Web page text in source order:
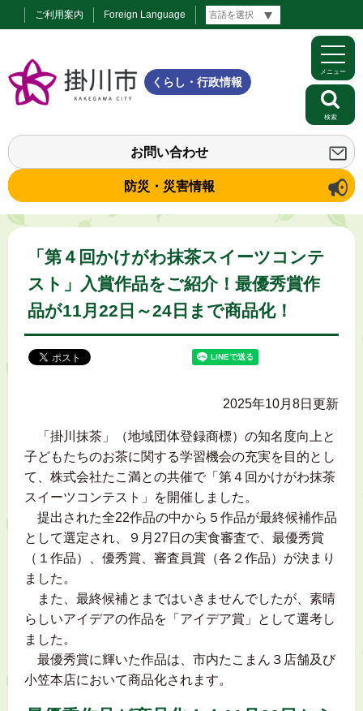
ご利用案内 Foreign Language
くらし・行政情報
お問い合わせ
防災・災害情報
メニュー
検索
「第４回かけがわ抹茶スイーツコンテ
スト」入賞作品をご紹介！最優秀賞作
品が11月22日～24日まで商品化！
2025年10月8日更新
「掛川抹茶」（地域団体登録商標）の知名度向上と
子どもたちのお茶に関する学習機会の充実を目的とし
て、株式会社たこ満との共催で「第４回かけがわ抹茶
スイーツコンテスト」を開催しました。
提出された全22作品の中から５作品が最終候補作品
として選定され、９月27日の実食審査で、最優秀賞
（１作品）、優秀賞、審査員賞（各２作品）が決まり
ました。
また、最終候補とまではいきませんでしたが、素晴
らしいアイデアの作品を「アイデア賞」として選考し
ました。
最優秀賞に輝いた作品は、市内たこまん３店舗及び
小笠本店において商品化されます。